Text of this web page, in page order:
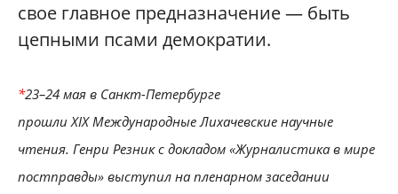
свое главное предназначение — быть
цепными псами демократии.
*23–24 мая в Санкт-Петербурге
прошли XIX Международные Лихачевские научные
чтения. Генри Резник с докладом «Журналистика в мире
постправды» выступил на пленарном заседании